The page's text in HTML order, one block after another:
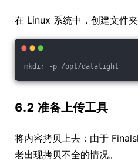
在 Linux 系统中，创建文件
6.2 准备上传工具
将内容拷贝上去：由于
老出现拷贝不全的情况。